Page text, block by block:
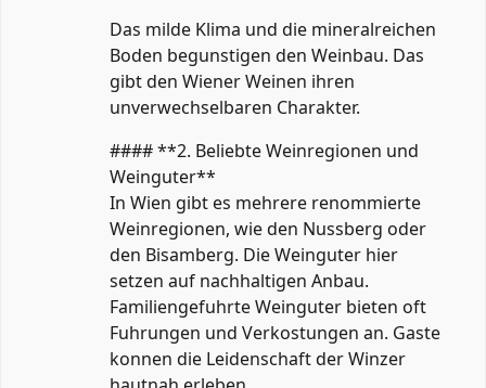
Das milde Klima und die mineralreichen
Boden begunstigen den Weinbau. Das
gibt den Wiener Weinen ihren
unverwechselbaren Charakter.
#### **2. Beliebte Weinregionen und
Weinguter**
In Wien gibt es mehrere renommierte
Weinregionen, wie den Nussberg oder
den Bisamberg. Die Weinguter hier
setzen auf nachhaltigen Anbau.
Familiengefuhrte Weinguter bieten oft
Fuhrungen und Verkostungen an. Gaste
konnen die Leidenschaft der Winzer